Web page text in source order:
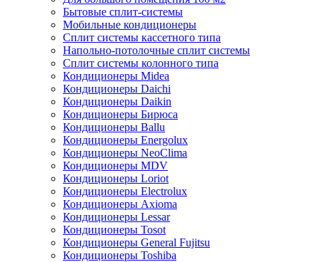
Бытовые сплит-системы
Мобильные кондиционеры
Сплит системы кассетного типа
Напольно-потолочные сплит системы
Сплит системы колонного типа
Кондиционеры Midea
Кондиционеры Daichi
Кондиционеры Daikin
Кондиционеры Бирюса
Кондиционеры Ballu
Кондиционеры Energolux
Кондиционеры NeoClima
Кондиционеры MDV
Кондиционеры Loriot
Кондиционеры Electrolux
Кондиционеры Axioma
Кондиционеры Lessar
Кондиционеры Tosot
Кондиционеры General Fujitsu
Кондиционеры Toshiba